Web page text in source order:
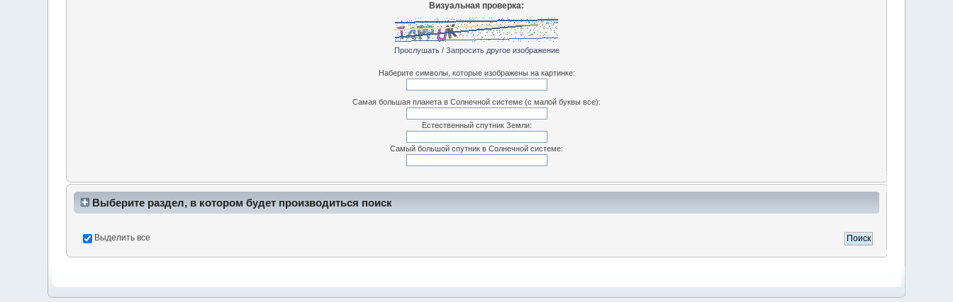
Визуальная проверка:
Прослушать/ Запросить другое изображение
Наберите символы, которые изображены на картинке:
Самая большая планета в Солнечной системе (с малой буквы все):
Естественный спутник Земли:
Самый большой спутник в Солнечной системе:
Выберите раздел, в котором будет производиться поиск
Выделить все